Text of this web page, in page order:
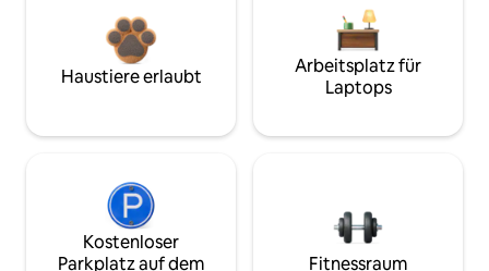
Haustiere erlaubt
Arbeitsplatz für
Laptops
Kostenloser
Parkplatz auf dem
Fitnessraum